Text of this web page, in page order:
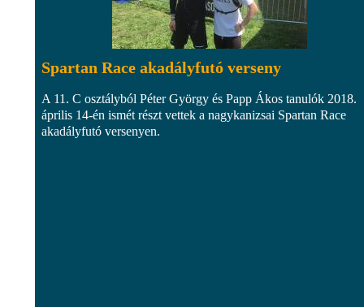
Spartan Race akadályfutó verseny
A 11. C osztályból Péter György és Papp Ákos tanulók 2018.
április 14-én ismét részt vettek a nagykanizsai Spartan Race
akadályfutó versenyen.